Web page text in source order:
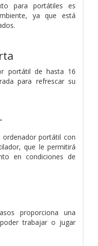
para portátiles es
ya que está
portátil de hasta 16
para refrescar su
portátil con
que le permitirá
en condiciones de
proporciona una
trabajar o jugar